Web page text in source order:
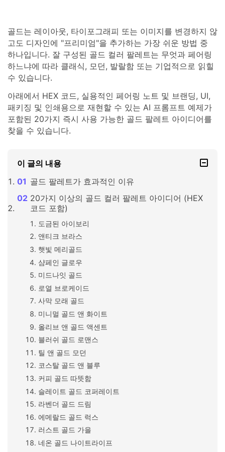
골드는 레이아웃, 타이포그래피 또는 이미지를 변경하지 않
고도 디자인에 "프리미엄"을 추가하는 가장 쉬운 방법 중
하나입니다. 잘 구성된 골드 컬러 팔레트는 무엇과 페어링
하느냐에 따라 클래식, 모던, 발랄함 또는 기업적으로 읽힐
수 있습니다.
아래에서 HEX 코드, 실용적인 페어링 노트 및 브랜딩, UI,
패키징 및 인쇄용으로 재현할 수 있는 AI 프롬프트 예제가
포함된 20가지 즉시 사용 가능한 골드 팔레트 아이디어를
찾을 수 있습니다.
이 글의 내용
골드 팔레트가 효과적인 이유
20가지 이상의 골드 컬러 팔레트 아이디어 (HEX
코드 포함)
도금된 아이보리
앤티크 브라스
햇빛 메리골드
샴페인 글로우
미드나잇 골드
로열 브로케이드
사막 모래 골드
미니멀 골드 앤 화이트
올리브 앤 골드 액센트
블러쉬 골드 로맨스
틸 앤 골드 모던
코스탈 골드 앤 블루
커피 골드 따뜻함
슬레이트 골드 코퍼레이트
라벤더 골드 드림
에메랄드 골드 럭스
러스트 골드 가을
네온 골드 나이트라이프